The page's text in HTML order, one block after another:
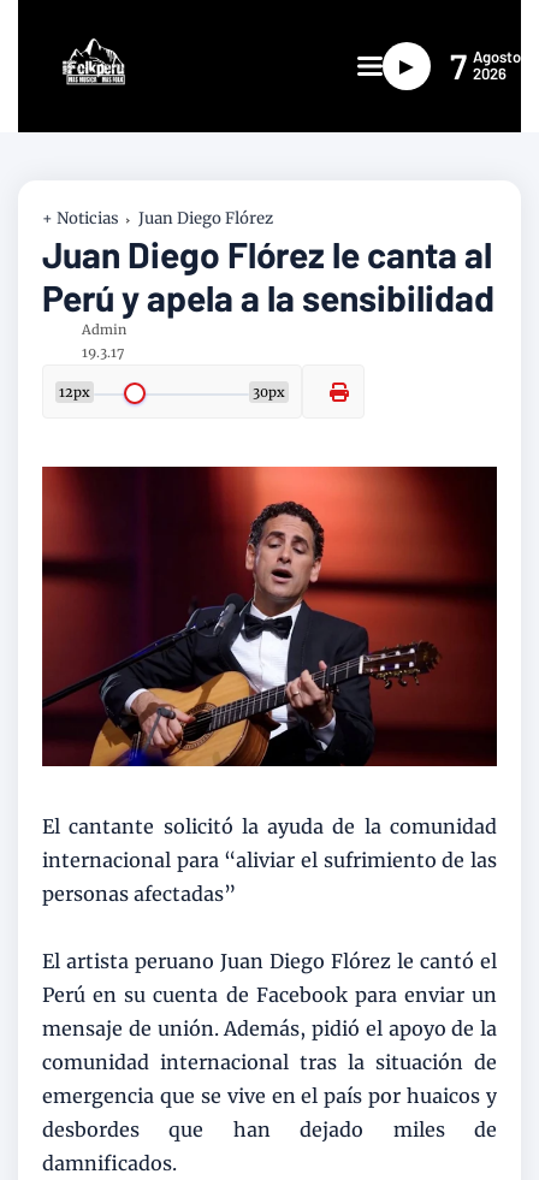
► 7 Agosto
2026
+ Noticias Juan Diego Flórez
Juan Diego Flórez le canta al
Perú y apela a la sensibilidad
Admin
19.3.17
12px 30px
El cantante solicitó la ayuda de la comunidad
internacional para “aliviar el sufrimiento de las
personas afectadas”
El artista peruano Juan Diego Flórez le cantó el
Perú en su cuenta de Facebook para enviar un
mensaje de unión. Además, pidió el apoyo de la
comunidad internacional tras la situación de
emergencia que se vive en el país por huaicos y
desbordes que han dejado miles de
damnificados.